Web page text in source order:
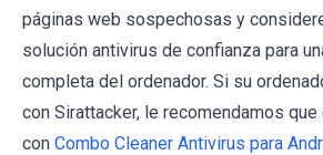
páginas web sospechosas y
solución antivirus de confianza para
completa del ordenador. Si su
con Sirattacker, le recomendamos
con Combo Cleaner Antivirus para